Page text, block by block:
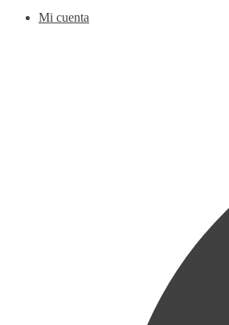
Mi cuenta